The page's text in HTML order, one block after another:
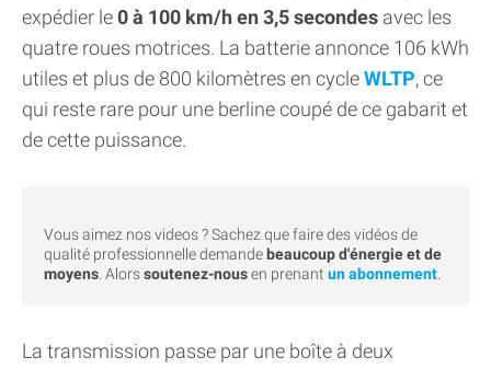
expédier le0 à 100 km/h en 3,5 secondes avec les
quatre roues motrices. La batterie annonce 106 kWh
utiles et plus de 800 kilomètres en cycleWLTP, ce
qui reste rare pour une berline coupé de ce gabarit et
de cette puissance.
Vous aimez nos videos ? Sachez que faire des vidéos de
qualité professionnelle demande beaucoup d'énergie et de
moyens. Alorssoutenez-nousen prenant un abonnement.
La transmission passe par une boîte à deux